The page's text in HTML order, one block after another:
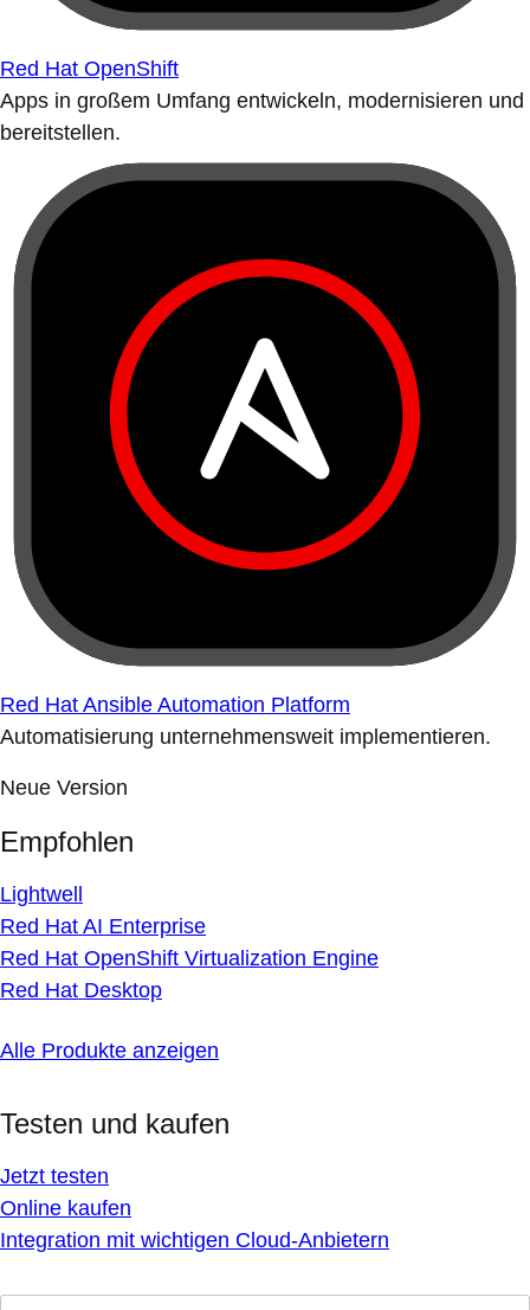
Red Hat OpenShift
Apps in großem Umfang entwickeln, modernisieren und
bereitstellen.
Red Hat Ansible Automation Platform
Automatisierung unternehmensweit implementieren.
Neue Version
Empfohlen
Lightwell
Red Hat AI Enterprise
Red Hat OpenShift Virtualization Engine
Red Hat Desktop
Alle Produkte anzeigen
Testen und kaufen
Jetzt testen
Online kaufen
Integration mit wichtigen Cloud-Anbietern